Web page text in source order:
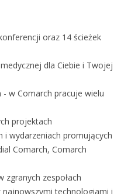
oraz 14 ścieżek
dla Ciebie i Twojej
- w Comarch pracuje wielu
projektach
i wydarzeniach promujących
Comarch, Comarch
zgranych zespołach
najnowszymi technologiami i